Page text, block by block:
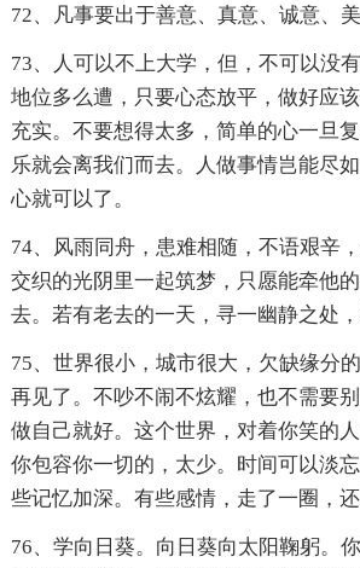
72、凡事要出于善意、真意、诚意、美
73、人可以不上大学，但，不可以没
地位多么遭，只要心态放平，做好应
充实。不要想得太多，简单的心一旦
乐就会离我们而去。人做事情岂能尽
心就可以了。
74、风雨同舟，患难相随，不语艰辛
交织的光阴里一起筑梦，只愿能牵他
去。若有老去的一天，寻一幽静之处，
75、世界很小，城市很大，欠缺缘分
再见了。不吵不闹不炫耀，也不需要
做自己就好。这个世界，对着你笑的
你包容你一切的，太少。时间可以淡
些记忆加深。有些感情，走了一圈，还
76、学向日葵。向日葵向太阳鞠躬。